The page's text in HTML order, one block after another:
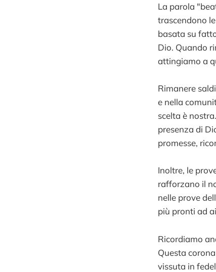
La parola
trascendono
basata su
Dio. Quando
attingiamo a
Rimanere
e nella
scelta è
presenza di
promesse,
Inoltre, le
rafforzano il
nelle prove
più pronti ad
Ricordiamo
Questa
vissuta in